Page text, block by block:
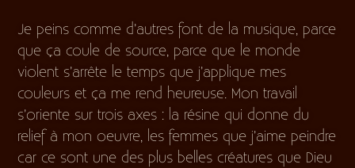
Je peins comme d’autres font de la musique, parce
que ça coule de source, parce que le monde
violent s’arrête le temps que j’applique mes
couleurs et ça me rend heureuse. Mon travail
s’oriente sur trois axes : la résine qui donne du
relief à mon oeuvre, les femmes que j’aime peindre
car ce sont une des plus belles créatures que Dieu